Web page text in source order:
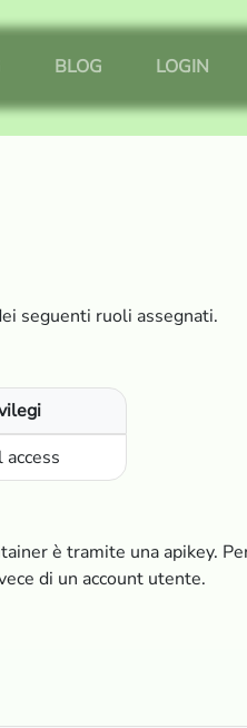
BLOG LOGIN
seguenti ruoli assegnati.
è tramite una apikey.
di un account utente.